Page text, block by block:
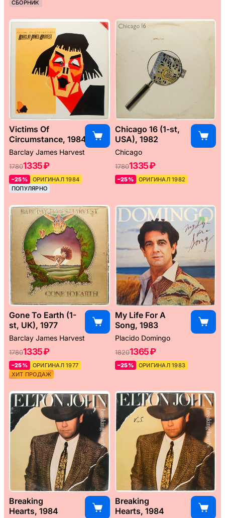
СБОРНИК
Victims Of
Circumstance, 1984
Barclay James Harvest
17801335 ₽
–25%
ОРИГИНАЛ 1984
ПОПУЛЯРНО
Chicago 16 (1-st,
USA), 1982
Chicago
17801335 ₽
–25% ОРИГИНАЛ 1982
Gone To Earth (1-
st, UK), 1977
Barclay James Harvest
17801335 ₽
–25%
ОРИГИНАЛ 1977
ХИТ ПРОДАЖ
My Life For A
Song, 1983
Placido Domingo
18201365 ₽
–25% ОРИГИНАЛ 1983
Breaking
Hearts, 1984
Breaking
Hearts, 1984